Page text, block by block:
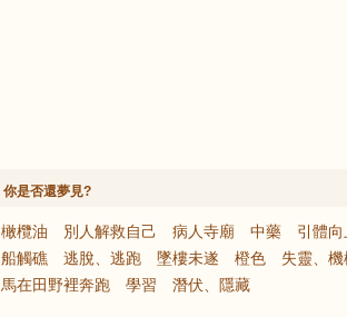
你是否還夢見?
橄欖油 別人解救自己 病人寺廟 中藥 引體向
船觸礁
逃脫、逃跑 墜樓未遂 橙色 失靈、
馬在田野裡奔跑
學習 潛伏、隱藏